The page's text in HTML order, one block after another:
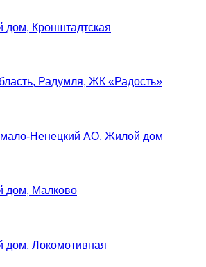
Кронштадтская
Радумля, ЖК «Радость»
Ненецкий АО, Жилой дом
дом, Малково
дом, Локомотивная